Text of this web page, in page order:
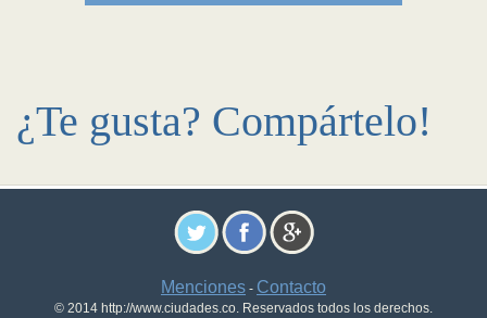
¿Te gusta? Compártelo!
Menciones - Contacto
© 2014 http://www.ciudades.co. Reservados todos los derechos.